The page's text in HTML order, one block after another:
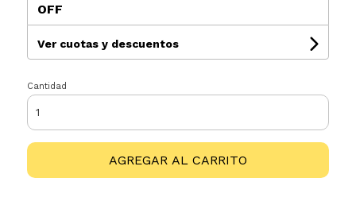
OFF
Ver cuotas y descuentos
Cantidad
AGREGAR AL CARRITO